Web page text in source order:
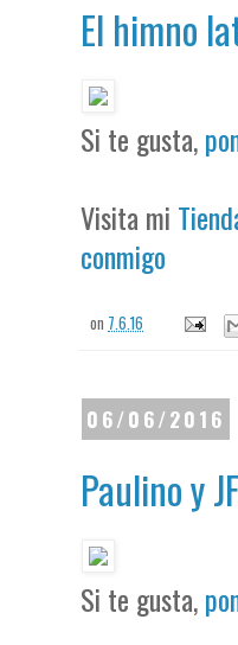
El himno
Si te gusta,
Visita mi
conmigo
on 7.6.16
06/06/2016
Paulino y
Si te gusta,